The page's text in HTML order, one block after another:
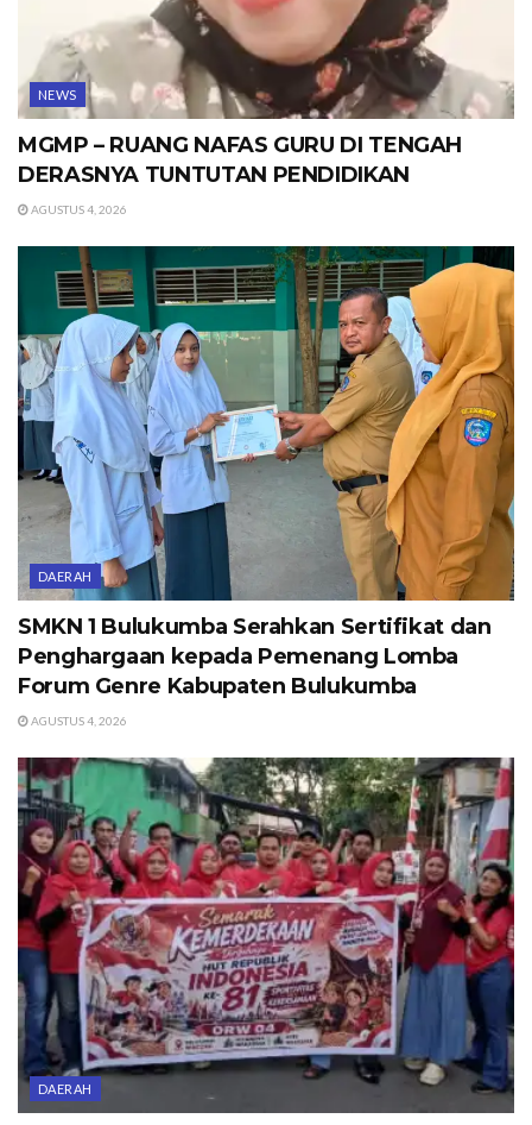
NEWS
MGMP – RUANG NAFAS GURU DI TENGAH
DERASNYA TUNTUTAN PENDIDIKAN
AGUSTUS 4, 2026
DAERAH
SMKN 1 Bulukumba Serahkan Sertifikat dan
Penghargaan kepada Pemenang Lomba
Forum Genre Kabupaten Bulukumba
AGUSTUS 4, 2026
DAERAH